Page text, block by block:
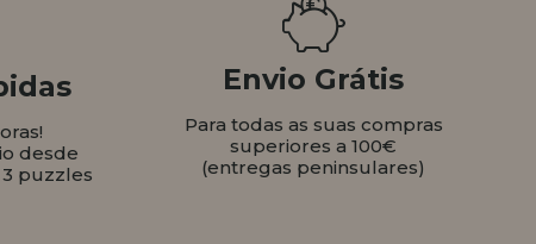
desde
puzzles
Envio Grátis
Para todas as suas compras
superiores a 100€
(entregas peninsulares)